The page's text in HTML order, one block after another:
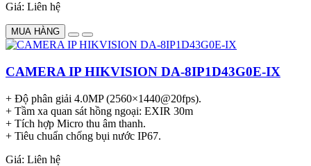
Giá: Liên hệ
MUA HÀNG
CAMERA IP HIKVISION DA-8IP1D43G0E-IX
+ Độ phân giải 4.0MP (2560×1440@20fps).
+ Tầm xa quan sát hồng ngoại: EXIR 30m
+ Tích hợp Micro thu âm thanh.
+ Tiêu chuẩn chống bụi nước IP67.
Giá: Liên hệ